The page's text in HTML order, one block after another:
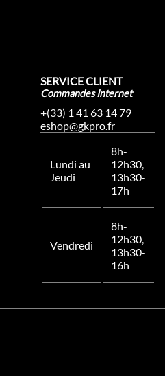
SERVICE CLIENT
Commandes Internet
+(33) 1 41 63 14 79
eshop@gkpro.fr
Lundi au
Jeudi
8h-
12h30,
13h30-
17h
Vendredi
8h-
12h30,
13h30-
16h